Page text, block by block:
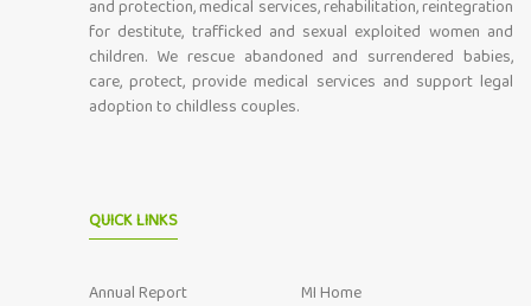
and protection, medical services, rehabilitation, reintegration
for destitute, trafficked and sexual exploited women and
children. We rescue abandoned and surrendered babies,
care, protect, provide medical services and support legal
adoption to childless couples.
QUICK LINKS
Annual Report
MI Home